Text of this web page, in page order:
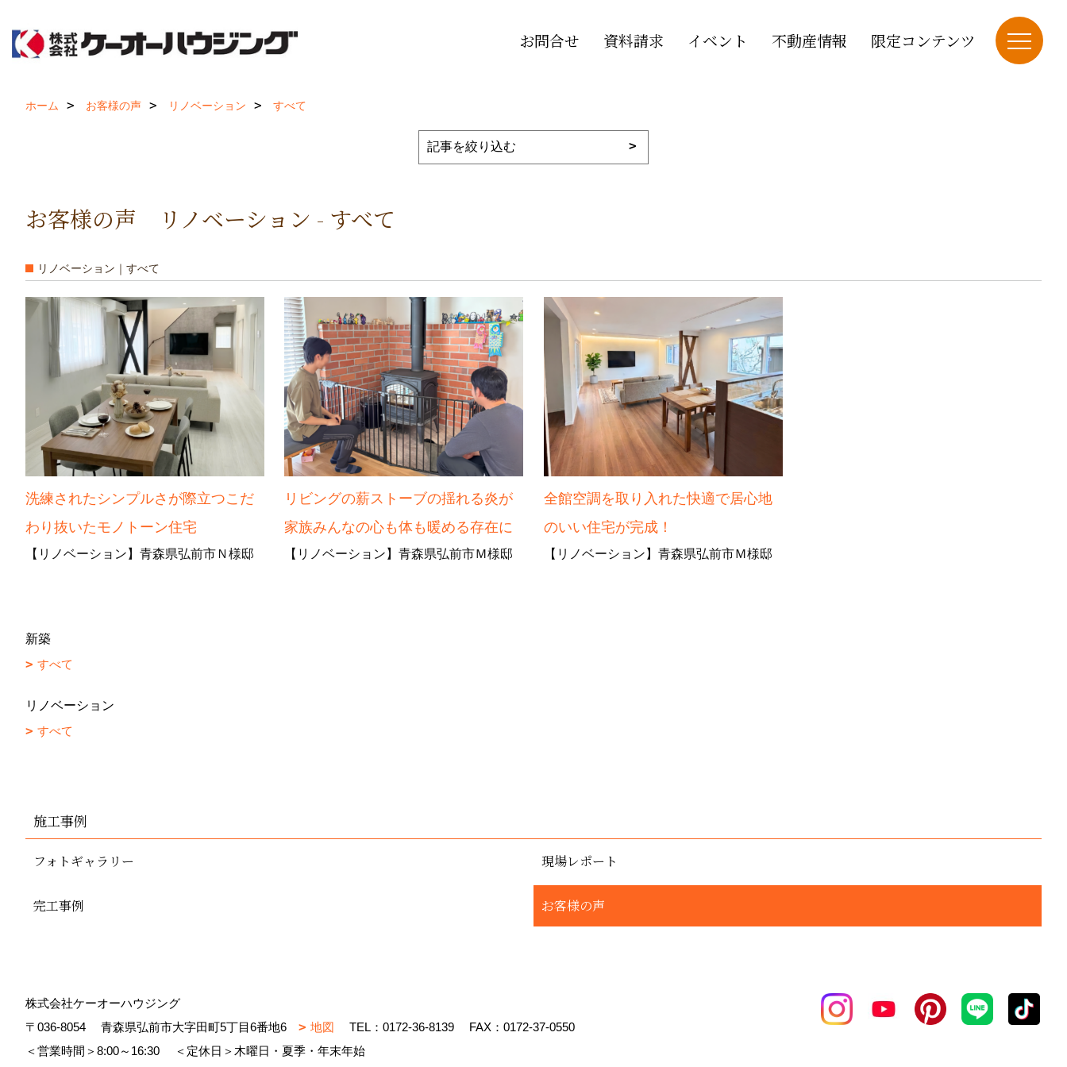
お問合せ 資料請求 イベント 不動産情報 限定コンテンツ
ホーム お客様の声 リノベーション すべて
お客様の声 リノベーション - すべて
リノベーション｜すべて
洗練されたシンプルさが際立つこだ
わり抜いたモノトーン住宅
【リノベーション】青森県弘前市Ｎ様邸
リビングの薪ストーブの揺れる炎が
家族みんなの心も体も暖める存在に
【リノベーション】青森県弘前市Ｍ様邸
全館空調を取り入れた快適で居心地
のいい住宅が完成！
【リノベーション】青森県弘前市Ｍ様邸
新築
すべて
リノベーション
すべて
施工事例
フォトギャラリー 現場レポート
完工事例 お客様の声
株式会社ケーオーハウジング
〒036-8054
青森県弘前市大字田町5丁目6番地6 地図 TEL： 0172-36-8139
FAX：0172-37-0550
＜営業時間＞8:00～16:30
＜定休日＞木曜日・夏季・年末年始